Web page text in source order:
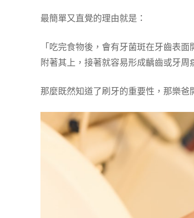
最簡單又直覺的理由就是：
「吃完食物後，會有牙菌斑在牙齒表
附著其上，接著就容易形成齲齒或牙周
那麼既然知道了刷牙的重要性，那樂爸